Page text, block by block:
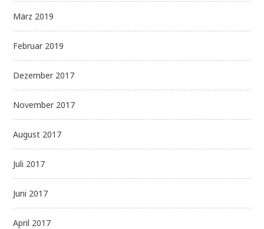
März 2019
Februar 2019
Dezember 2017
November 2017
August 2017
Juli 2017
Juni 2017
April 2017